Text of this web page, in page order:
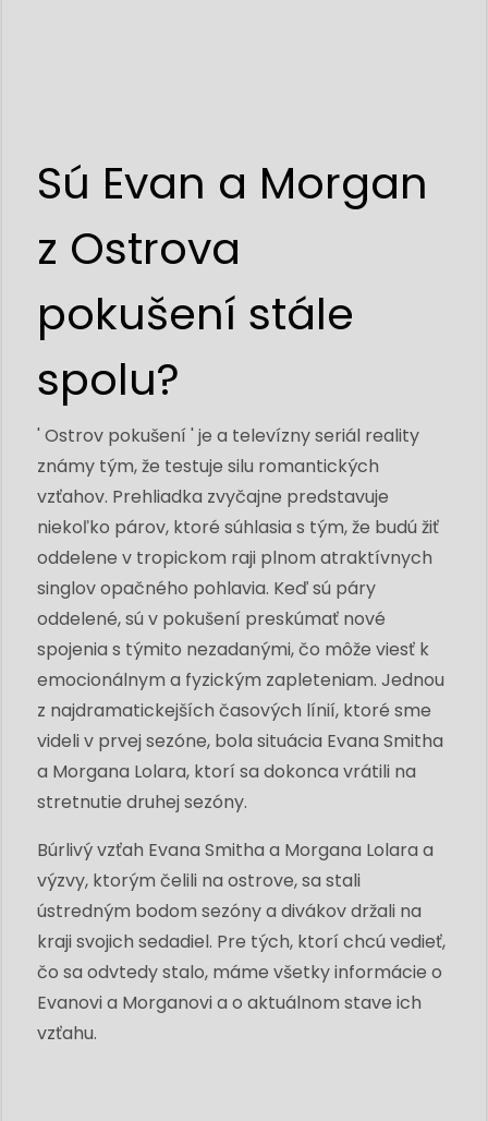
Sú Evan a Morgan
z Ostrova
pokušení stále
spolu?
' Ostrov pokušení ' je a televízny seriál reality
známy tým, že testuje silu romantických
vzťahov. Prehliadka zvyčajne predstavuje
niekoľko párov, ktoré súhlasia s tým, že budú žiť
oddelene v tropickom raji plnom atraktívnych
singlov opačného pohlavia. Keď sú páry
oddelené, sú v pokušení preskúmať nové
spojenia s týmito nezadanými, čo môže viesť k
emocionálnym a fyzickým zapleteniam. Jednou
z najdramatickejších časových línií, ktoré sme
videli v prvej sezóne, bola situácia Evana Smitha
a Morgana Lolara, ktorí sa dokonca vrátili na
stretnutie druhej sezóny.
Búrlivý vzťah Evana Smitha a Morgana Lolara a
výzvy, ktorým čelili na ostrove, sa stali
ústredným bodom sezóny a divákov držali na
kraji svojich sedadiel. Pre tých, ktorí chcú vedieť,
čo sa odvtedy stalo, máme všetky informácie o
Evanovi a Morganovi a o aktuálnom stave ich
vzťahu.